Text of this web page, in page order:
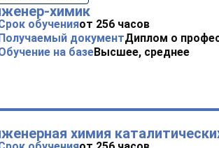
химик
обученияот 256 часов
документДиплом о
на базеВысшее, среднее
химия